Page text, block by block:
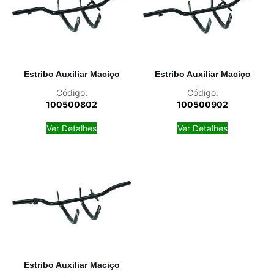
Estribo Auxiliar Maciço
Código:
100500802
Ver Detalhes
Estribo Auxiliar Maciço
Código:
100500902
Ver Detalhes
Estribo Auxiliar Maciço